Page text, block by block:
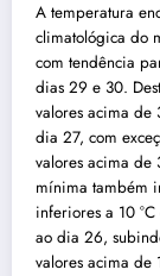
A temperatura
climatológica do
com tendência
dias 29 e 30.
valores acima
dia 27, com
valores acima de
mínima também
inferiores a 10
ao dia 26,
valores acima de